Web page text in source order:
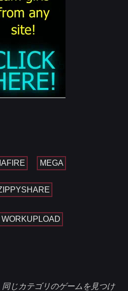
MEGA
WORKUPLOAD
じカテゴリのゲームを見つけ